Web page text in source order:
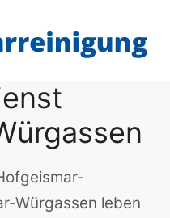
Würgassen leben